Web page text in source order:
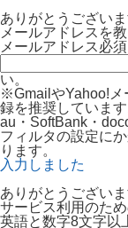
ありがとうございま
メールアドレスを
メールアドレス必須
い。
※GmailやYahoo!メ
録を推奨しています
au・SoftBank・
フィルタの設定に
ります。
入力しました
ありがとうございま
サービス利用のた
英語と数字8文字以